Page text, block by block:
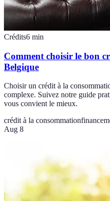
Crédits6 min
Comment choisir le bon
Belgique
Choisir un crédit à la
complexe. Suivez notre guide
vous convient le mieux.
crédit à la consommation
Aug 8